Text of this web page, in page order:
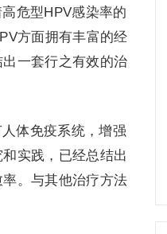
危型HPV感染率的
方面拥有丰富的经
一套行之有效的治
体免疫系统，增强
实践，已经总结出
。与其他治疗方法